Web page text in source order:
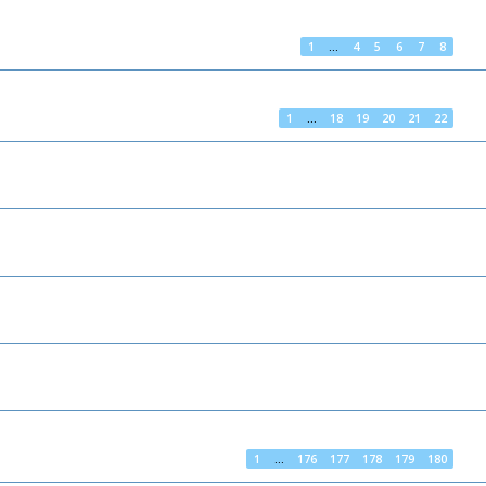
1 4 5 6 7 8
1 18 19 20 21 22
1 176 177 178 179 180